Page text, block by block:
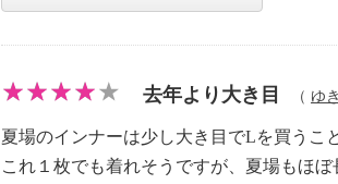
去年より大き目 （ ゆき
夏場のインナーは少し大き目でLを買うこ
これ１枚でも着れそうですが、夏場もほ